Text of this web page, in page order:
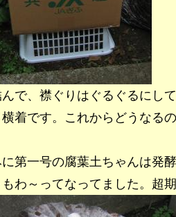
で、襟ぐりはぐるぐるにし
着です。これからどうなる
第一号の腐葉土ちゃんは発
わ～ってなってました。超